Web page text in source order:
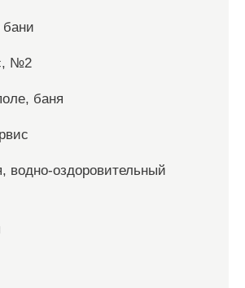
бани
№2
баня
водно-оздоровительный